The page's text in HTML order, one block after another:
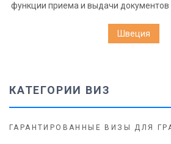
функции приема и выдачи документов
Швеция
КАТЕГОРИИ ВИЗ
ГАРАНТИРОВАННЫЕ ВИЗЫ ДЛЯ